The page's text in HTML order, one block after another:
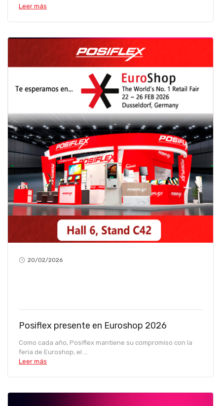
Leer más
20/02/2026
Posiflex presente en Euroshop 2026
Como cada año, Posiflex mantiene su compromiso con la
feria de Euroshop, el ...
Leer más